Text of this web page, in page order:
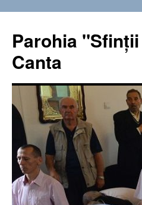
conținut
Parohia
Canta